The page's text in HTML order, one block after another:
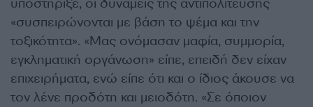
υποστήριξε, οι δυνάμεις της αντιπολίτευσης
«συσπειρώνονται με βάση το ψέμα και την
τοξικότητα». «Μας ονόμασαν μαφία, συμμορία,
εγκληματική οργάνωση» είπε, επειδή δεν είχαν
επιχειρήματα, ενώ είπε ότι και ο ίδιος άκουσε να
τον λένε προδότη και μειοδότη. «Σε όποιον